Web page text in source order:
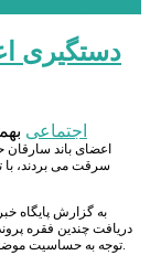
دستگیری
اجتماعی بهمن 30, 1398 -
اعضای باند سارقان
سرقت می بردند، با
به گزارش پایگاه
دریافت چندین فقره
توجه به حساسیت موضوع رسیدگی به آن در دستور کار پلیس آگاهی استان قرار گرفت.